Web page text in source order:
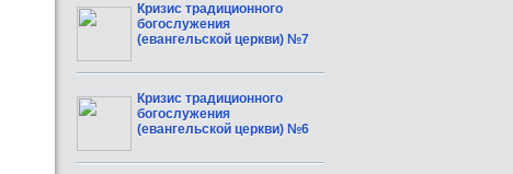
Кризис традиционного
богослужения
(евангельской церкви) №7
Кризис традиционного
богослужения
(евангельской церкви) №6